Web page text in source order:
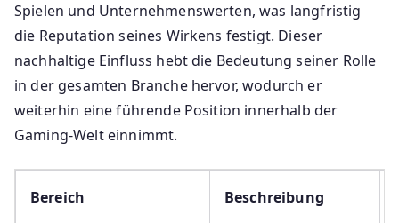
Spielen und Unternehmenswerten, was langfristig
die Reputation seines Wirkens festigt. Dieser
nachhaltige Einfluss hebt die Bedeutung seiner Rolle
in der gesamten Branche hervor, wodurch er
weiterhin eine führende Position innerhalb der
Gaming-Welt einnimmt.
Bereich Beschreibung